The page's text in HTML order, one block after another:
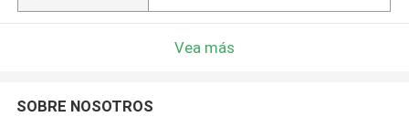
Vea más
SOBRE NOSOTROS